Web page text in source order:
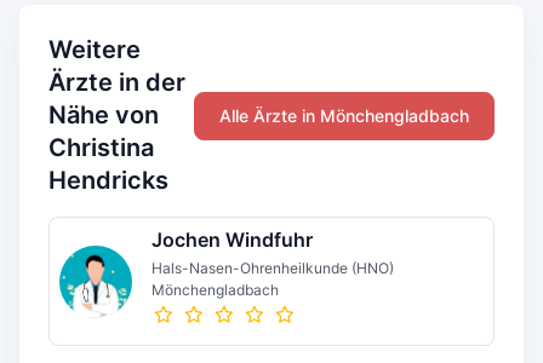
Weitere
Ärzte in der
Nähe von
Christina
Hendricks
Alle Ärzte in Mönchengladbach
Jochen Windfuhr
Hals-Nasen-Ohrenheilkunde (HNO)
Mönchengladbach